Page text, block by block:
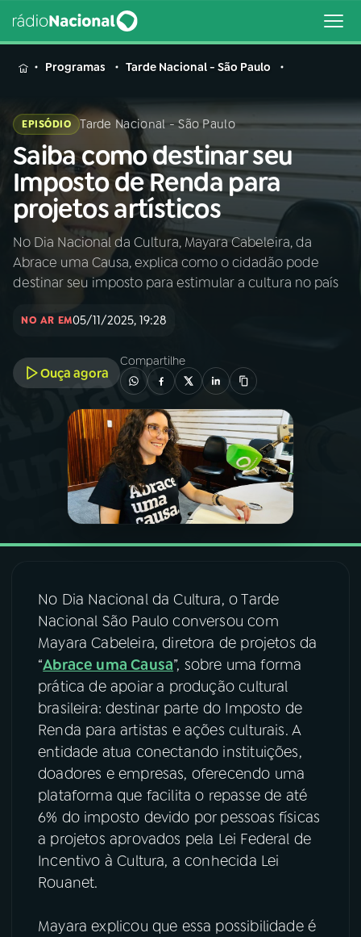
MENU
Buscar
na
Rádio
Nacional
Buscar
AO VIVO
PROGRAMAS
PODCASTS
ÚLTIMAS
08FESTIVAL DE MÚSICA
ACOMPANHE A RÁDIO NACIONAL
YouTube Facebook
Instagram X
TikTok
Programas Tarde Nacional - São Paulo
EPISÓDIO Tarde Nacional - São Paulo
Saiba como destinar seu
Imposto de Renda para
projetos artísticos
No Dia Nacional da Cultura, Mayara Cabeleira, da
Abrace uma Causa, explica como o cidadão pode
destinar seu imposto para estimular a cultura no país
NO AR EM05/11/2025, 19:28
Ouça agora
Compartilhe
No Dia Nacional da Cultura, o Tarde
Nacional São Paulo conversou com
Mayara Cabeleira, diretora de projetos da
“Abrace uma Causa”, sobre uma forma
prática de apoiar a produção cultural
brasileira: destinar parte do Imposto de
Renda para artistas e ações culturais. A
entidade atua conectando instituições,
doadores e empresas, oferecendo uma
plataforma que facilita o repasse de até
6% do imposto devido por pessoas físicas
a projetos aprovados pela Lei Federal de
Incentivo à Cultura, a conhecida Lei
Rouanet.
Mayara explicou que essa possibilidade é